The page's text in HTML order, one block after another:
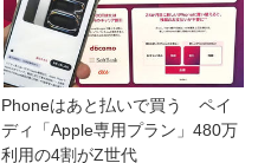
Phoneはあと払いで買う　ペイ
ディ「Apple専用プラン」480万
利用の4割がZ世代